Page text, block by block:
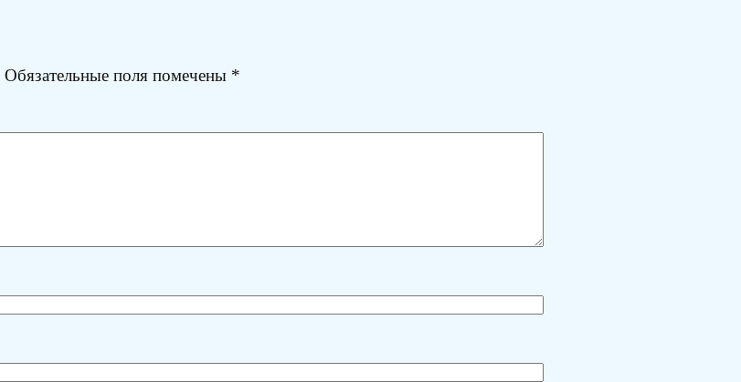
Обязательные поля помечены *